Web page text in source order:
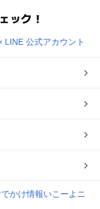
ック！